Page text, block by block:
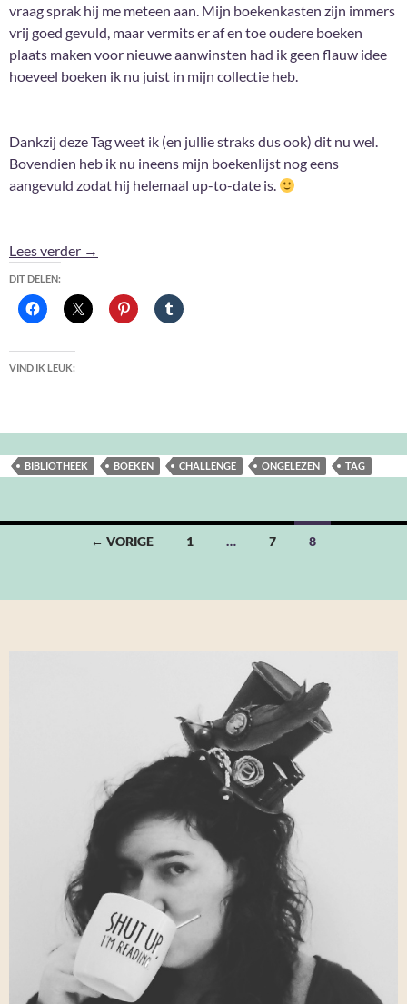
vraag sprak hij me meteen aan. Mijn boekenkasten zijn immers
vrij goed gevuld, maar vermits er af en toe oudere boeken
plaats maken voor nieuwe aanwinsten had ik geen flauw idee
hoeveel boeken ik nu juist in mijn collectie heb.
Dankzij deze Tag weet ik (en jullie straks dus ook) dit nu wel.
Bovendien heb ik nu ineens mijn boekenlijst nog eens
aangevuld zodat hij helemaal up-to-date is.
Lees verder Unread Book Tag
→
DIT DELEN:
VIND IK LEUK:
BIBLIOTHEEK BOEKEN CHALLENGE ONGELEZEN TAG
Berichten← VORIGE 1 … 7 8